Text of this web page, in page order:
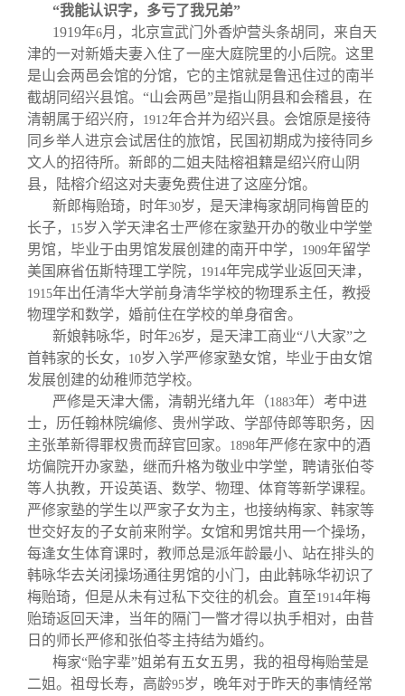
“我能认识字，多亏了我兄弟”
1919年6月，北京宣武门外香炉营头条胡同，来自天
津的一对新婚夫妻入住了一座大庭院里的小后院。这里
是山会两邑会馆的分馆，它的主馆就是鲁迅住过的南半
截胡同绍兴县馆。“山会两邑”是指山阴县和会稽县，在
清朝属于绍兴府，
1912年合并为绍兴县。会馆原是接待
同乡举人进京会试居住的旅馆，民国初期成为接待同乡
文人的招待所。新郎的二姐夫陆榕祖籍是绍兴府山阴
县，陆榕介绍这对夫妻免费住进了这座分馆。
新郎梅贻琦，时年30岁，是天津梅家胡同梅曾臣的
长子，
15岁入学天津名士严修在家塾开办的敬业中学堂
男馆，毕业于由男馆发展创建的南开中学，
1909年留学
美国麻省伍斯特理工学院，
1914年完成学业返回天津，
1915年出任清华大学前身清华学校的物理系主任，教授
物理学和数学，婚前住在学校的单身宿舍。
新娘韩咏华，时年26岁，是天津工商业“八大家”之
首韩家的长女，
10岁入学严修家塾女馆，毕业于由女馆
发展创建的幼稚师范学校。
严修是天津大儒，清朝光绪九年（1883年）考中进
士，历任翰林院编修、贵州学政、学部侍郎等职务，因
主张革新得罪权贵而辞官回家。
1898年严修在家中的酒
坊偏院开办家塾，继而升格为敬业中学堂，聘请张伯苓
等人执教，开设英语、数学、物理、体育等新学课程。
严修家塾的学生以严家子女为主，也接纳梅家、韩家等
世交好友的子女前来附学。女馆和男馆共用一个操场，
每逢女生体育课时，教师总是派年龄最小、站在排头的
韩咏华去关闭操场通往男馆的小门，由此韩咏华初识了
梅贻琦，但是从未有过私下交往的机会。直至1914年梅
贻琦返回天津，当年的隔门一瞥才得以执手相对，由昔
日的师长严修和张伯苓主持结为婚约。
梅家“贻字辈”姐弟有五女五男，我的祖母梅贻莹是
二姐。祖母长寿，高龄95岁，晚年对于昨天的事情经常